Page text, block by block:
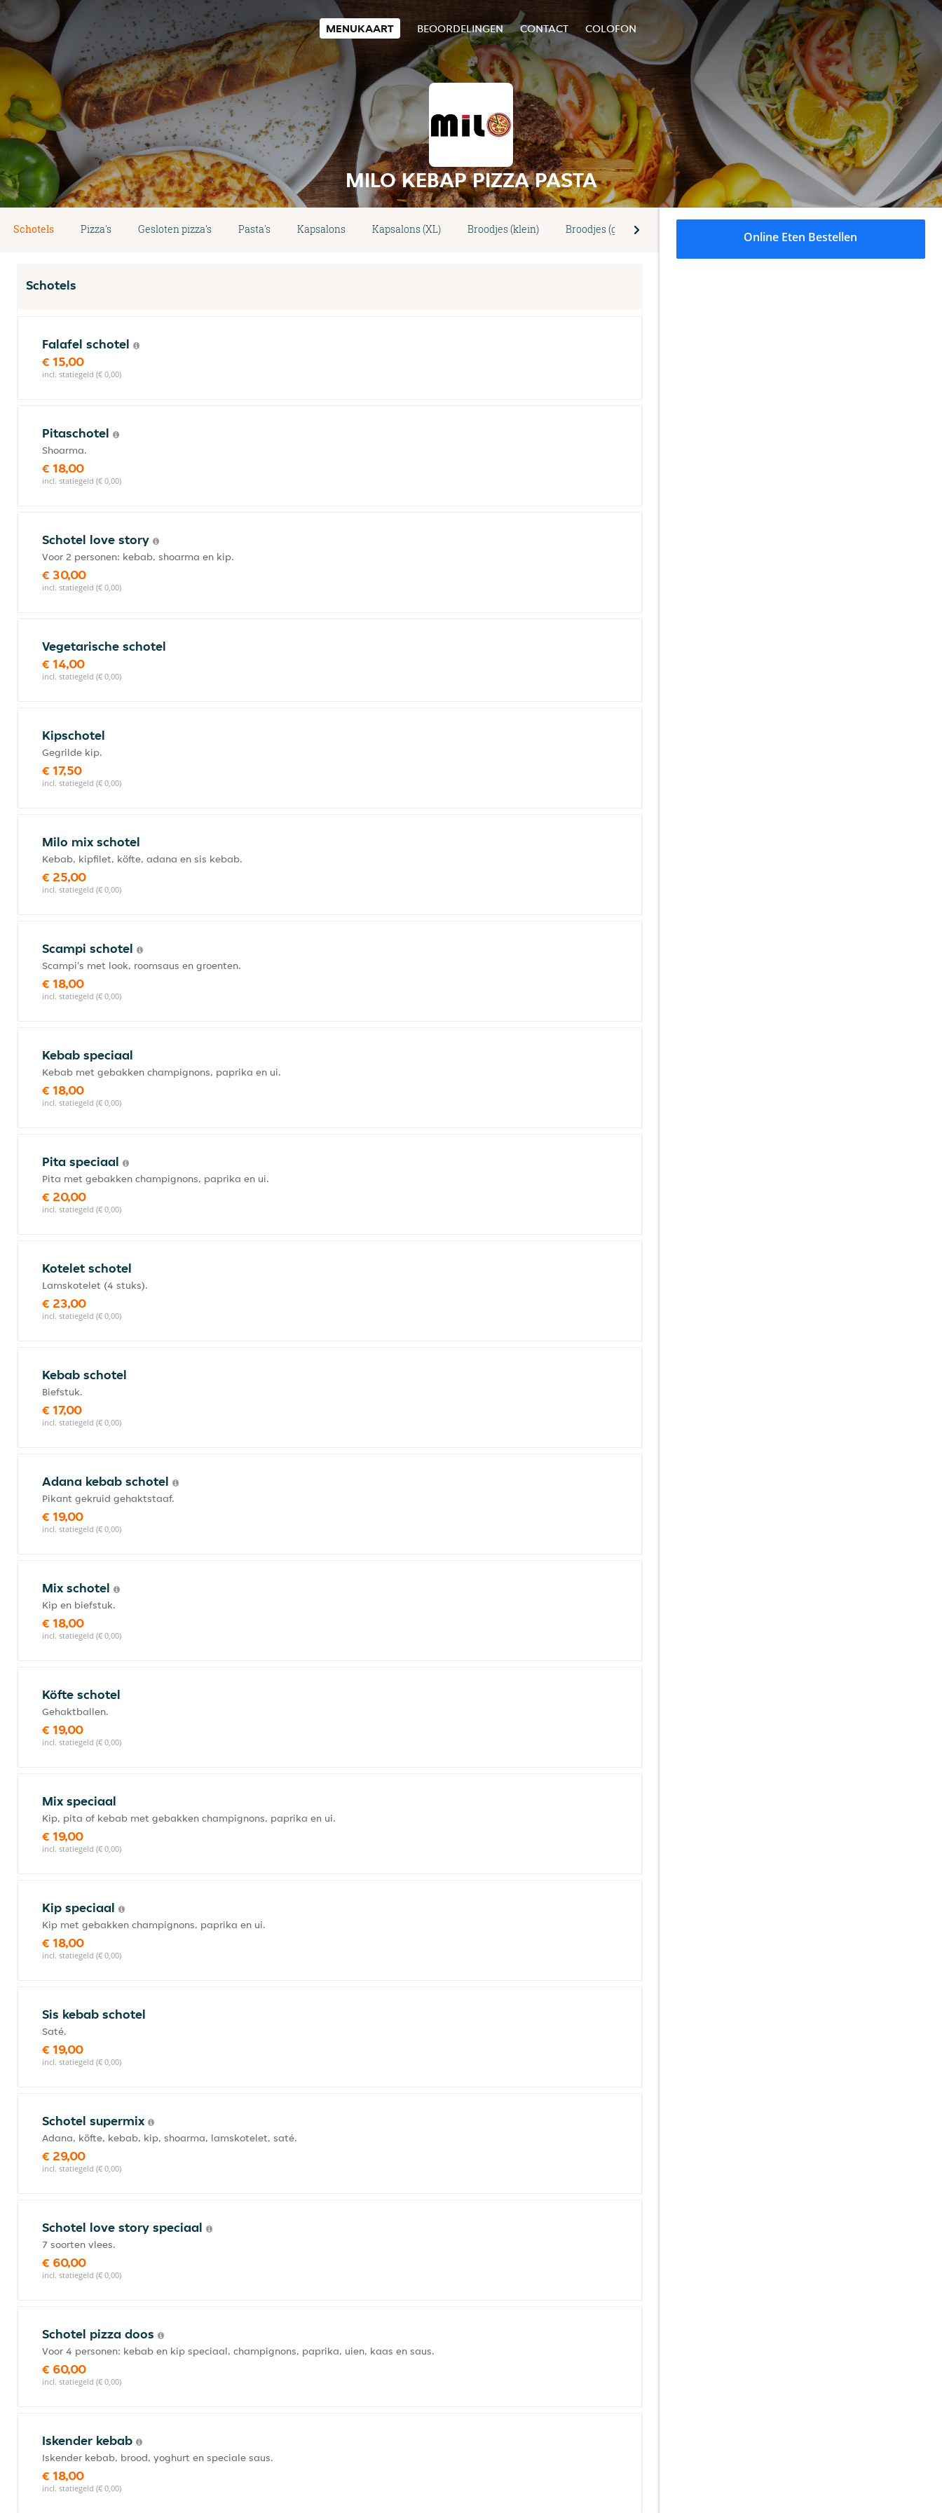
MENUKAART BEOORDELINGEN CONTACT COLOFON
MILO KEBAP PIZZA PASTA
Schotels Pizza's Gesloten pizza's Pasta's Kapsalons Kapsalons (XL) Broodjes (klein) Broodjes (groot)
Schotels
Falafel schotel
€ 15,00
incl. statiegeld (€ 0,00)
Pitaschotel
Shoarma.
€ 18,00
incl. statiegeld (€ 0,00)
Schotel love story
Voor 2 personen: kebab, shoarma en kip.
€ 30,00
incl. statiegeld (€ 0,00)
Vegetarische schotel
€ 14,00
incl. statiegeld (€ 0,00)
Kipschotel
Gegrilde kip.
€ 17,50
incl. statiegeld (€ 0,00)
Milo mix schotel
Kebab, kipfilet, köfte, adana en sis kebab.
€ 25,00
incl. statiegeld (€ 0,00)
Scampi schotel
Scampi's met look, roomsaus en groenten.
€ 18,00
incl. statiegeld (€ 0,00)
Kebab speciaal
Kebab met gebakken champignons, paprika en ui.
€ 18,00
incl. statiegeld (€ 0,00)
Pita speciaal
Pita met gebakken champignons, paprika en ui.
€ 20,00
incl. statiegeld (€ 0,00)
Kotelet schotel
Lamskotelet (4 stuks).
€ 23,00
incl. statiegeld (€ 0,00)
Kebab schotel
Biefstuk.
€ 17,00
incl. statiegeld (€ 0,00)
Adana kebab schotel
Pikant gekruid gehaktstaaf.
€ 19,00
incl. statiegeld (€ 0,00)
Mix schotel
Kip en biefstuk.
€ 18,00
incl. statiegeld (€ 0,00)
Köfte schotel
Gehaktballen.
€ 19,00
incl. statiegeld (€ 0,00)
Mix speciaal
Kip, pita of kebab met gebakken champignons, paprika en ui.
€ 19,00
incl. statiegeld (€ 0,00)
Kip speciaal
Kip met gebakken champignons, paprika en ui.
€ 18,00
incl. statiegeld (€ 0,00)
Sis kebab schotel
Saté.
€ 19,00
incl. statiegeld (€ 0,00)
Schotel supermix
Adana, köfte, kebab, kip, shoarma, lamskotelet, saté.
€ 29,00
incl. statiegeld (€ 0,00)
Schotel love story speciaal
7 soorten vlees.
€ 60,00
incl. statiegeld (€ 0,00)
Schotel pizza doos
Voor 4 personen: kebab en kip speciaal, champignons, paprika, uien, kaas en saus.
€ 60,00
incl. statiegeld (€ 0,00)
Iskender kebab
Iskender kebab, brood, yoghurt en speciale saus.
€ 18,00
incl. statiegeld (€ 0,00)
Online Eten Bestellen